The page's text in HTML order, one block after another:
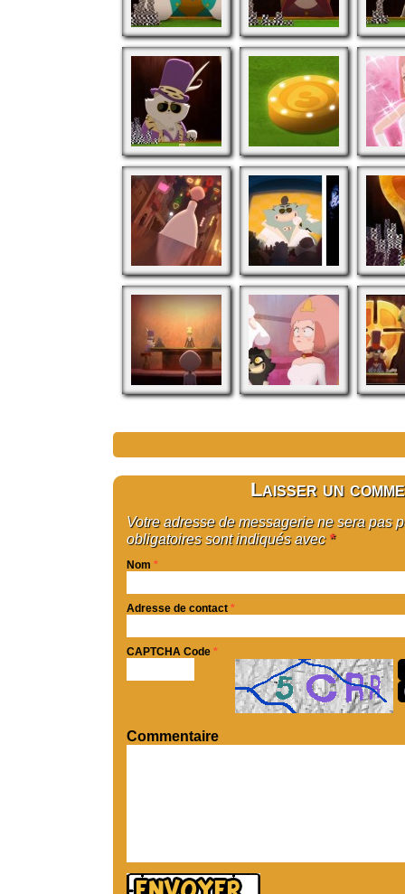
Laisser un
Votre adresse de messagerie ne sera pas
obligatoires sont indiqués avec *
Nom *
Adresse de contact *
CAPTCHA Code *
Commentaire